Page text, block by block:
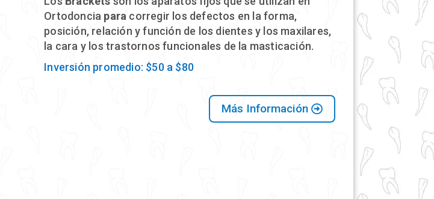
Ortodoncia para corregir los defectos en la forma,
posición, relación y función de los dientes y los maxilares,
la cara y los trastornos funcionales de la masticación.
Inversión promedio: $50 a $80
Más Información